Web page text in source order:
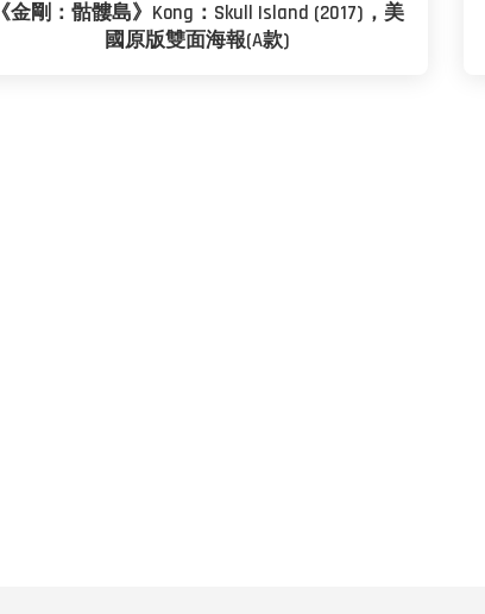
《金剛：骷髏島》Kong：Skull Island (2017)，美
國原版雙面海報(A款)